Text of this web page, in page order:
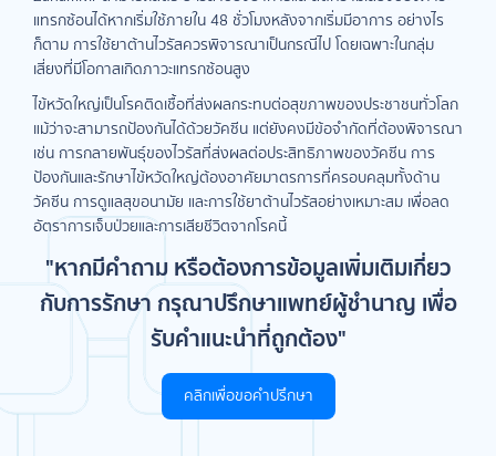
แทรกซ้อนได้หากเริ่มใช้ภายใน 48 ชั่วโมงหลังจากเริ่มมีอาการ อย่างไร
ก็ตาม การใช้ยาต้านไวรัสควรพิจารณาเป็นกรณีไป โดยเฉพาะในกลุ่ม
เสี่ยงที่มีโอกาสเกิดภาวะแทรกซ้อนสูง
ไข้หวัดใหญ่เป็นโรคติดเชื้อที่ส่งผลกระทบต่อสุขภาพของประชาชนทั่วโลก
แม้ว่าจะสามารถป้องกันได้ด้วยวัคซีน แต่ยังคงมีข้อจำกัดที่ต้องพิจารณา
เช่น การกลายพันธุ์ของไวรัสที่ส่งผลต่อประสิทธิภาพของวัคซีน การ
ป้องกันและรักษาไข้หวัดใหญ่ต้องอาศัยมาตรการที่ครอบคลุมทั้งด้าน
วัคซีน การดูแลสุขอนามัย และการใช้ยาต้านไวรัสอย่างเหมาะสม เพื่อลด
อัตราการเจ็บป่วยและการเสียชีวิตจากโรคนี้
"หากมีคำถาม หรือต้องการข้อมูลเพิ่มเติมเกี่ยว
กับการรักษา กรุณาปรึกษาแพทย์ผู้ชำนาญ เพื่อ
รับคำแนะนำที่ถูกต้อง"
คลิกเพื่อขอคำปรึกษา